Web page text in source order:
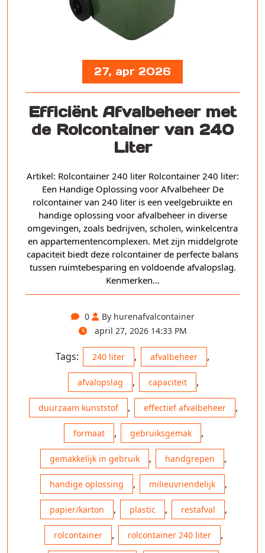
27, apr 2026
Efficiënt Afvalbeheer met
de Rolcontainer van 240
Liter
Artikel: Rolcontainer 240 liter Rolcontainer 240 liter:
Een Handige Oplossing voor Afvalbeheer De
rolcontainer van 240 liter is een veelgebruikte en
handige oplossing voor afvalbeheer in diverse
omgevingen, zoals bedrijven, scholen, winkelcentra
en appartementencomplexen. Met zijn middelgrote
capaciteit biedt deze rolcontainer de perfecte balans
tussen ruimtebesparing en voldoende afvalopslag.
Kenmerken…
0
By hurenafvalcontainer
april 27, 2026 14:33 PM
Tags: 240 liter , afvalbeheer ,
afvalopslag , capaciteit ,
duurzaam kunststof , effectief afvalbeheer ,
formaat , gebruiksgemak ,
gemakkelijk in gebruik , handgrepen ,
handige oplossing , milieuvriendelijk ,
papier/karton , plastic , restafval ,
rolcontainer , rolcontainer 240 liter ,